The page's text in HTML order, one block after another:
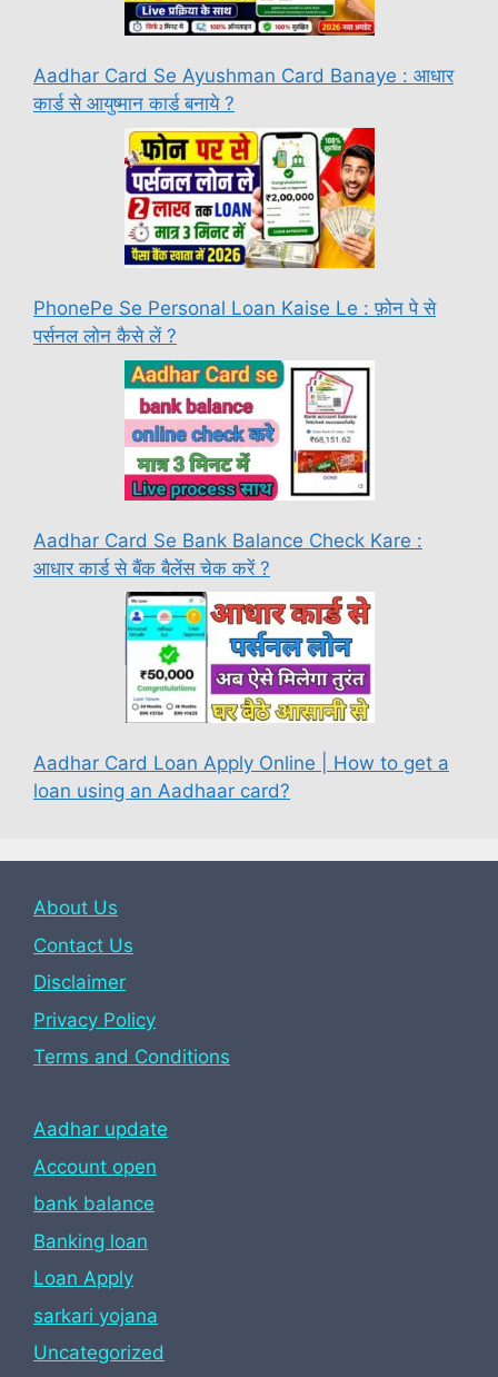
Aadhar Card Se Ayushman Card Banaye : आधार
कार्ड से आयुष्मान कार्ड बनाये ?
PhonePe Se Personal Loan Kaise Le : फ़ोन पे से
पर्सनल लोन कैसे लें ?
Aadhar Card Se Bank Balance Check Kare :
आधार कार्ड से बैंक बैलेंस चेक करें ?
Aadhar Card Loan Apply Online | How to get a
loan using an Aadhaar card?
About Us
Contact Us
Disclaimer
Privacy Policy
Terms and Conditions
Aadhar update
Account open
bank balance
Banking loan
Loan Apply
sarkari yojana
Uncategorized